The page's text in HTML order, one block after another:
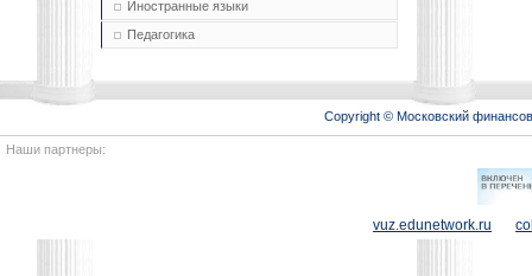
Иностранные языки
Педагогика
Copyright © Московский
Наши партнеры:
vuz.edunetwork.ru